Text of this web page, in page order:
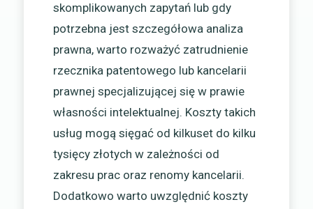
skomplikowanych zapytań lub gdy
potrzebna jest szczegółowa analiza
prawna, warto rozważyć zatrudnienie
rzecznika patentowego lub kancelarii
prawnej specjalizującej się w prawie
własności intelektualnej. Koszty takich
usług mogą sięgać od kilkuset do kilku
tysięcy złotych w zależności od
zakresu prac oraz renomy kancelarii.
Dodatkowo warto uwzględnić koszty